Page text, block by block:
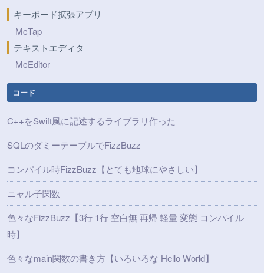
キーボード拡張アプリ
McTap
テキストエディタ
McEditor
コード
C++をSwift風に記述するライブラリ作った
SQLのダミーテーブルでFizzBuzz
コンパイル時FizzBuzz【とても地球にやさしい】
ニャル子関数
色々なFizzBuzz【3行 1行 空白無 再帰 軽量 変態 コンパイル
時】
色々なmain関数の書き方【いろいろな Hello World】